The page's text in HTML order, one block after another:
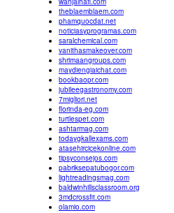
theblaemblaem.com
phamquocdat.net
noticiasyprogramas.com
saralchemical.com
vanithasmakeover.com
shrimaangroups.com
maydiengiaichat.com
bookbaopr.com
jubileegastronomy.com
7migliori.net
florinda-eg.com
turtlespet.com
ashtarmag.com
todaygkallexams.com
atasehircicekonline.com
tipsyconsejos.com
pabriksepatubogor.com
lightreadingsmag.com
baldwinhillsclassroom.org
3mdcrossfit.com
olamio.com